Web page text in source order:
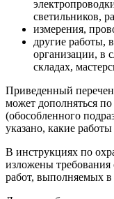
светильников,
измерения,
другие работы,
организации, в
складах,
Приведенный
может дополняться
(обособленного
указано, какие
В инструкциях по
изложены
работ, выполняемых в